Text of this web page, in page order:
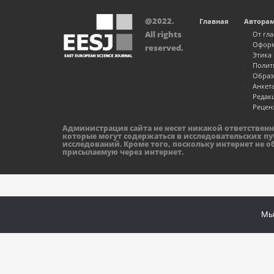
Главная
От
@2022.
All rights
reserved.
Администрация сайта не несет никакой
которые могут содержаться в исследовательских
исследований. Кроме того, поскольку интернет
присылаемую через интернет.
Мы